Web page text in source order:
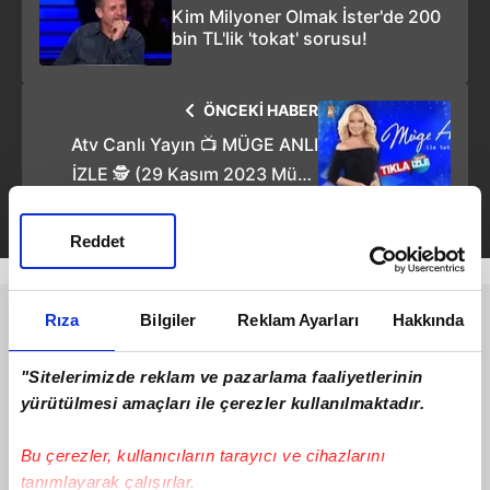
Rıza Bilgiler Reklam Ayarları Hakkında
"Sitelerimizde reklam ve pazarlama faaliyetlerinin
yürütülmesi amaçları ile çerezler kullanılmaktadır.
Bu çerezler, kullanıcıların tarayıcı ve cihazlarını
tanımlayarak çalışırlar.
Reddet
Kim Milyoner Olmak İster'de 200
bin TL'lik 'tokat' sorusu!
ÖNCEKİ HABER
Atv Canlı Yayın 📺 MÜGE ANLI
İZLE 🕵️ (29 Kasım 2023 Müge
Youtube tek parça izle | Video